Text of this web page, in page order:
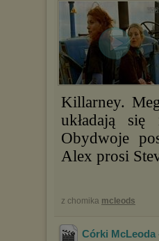
Killarney.
układają
Obydwoje
Alex prosi
z chomika mcleods
Córki McLeoda